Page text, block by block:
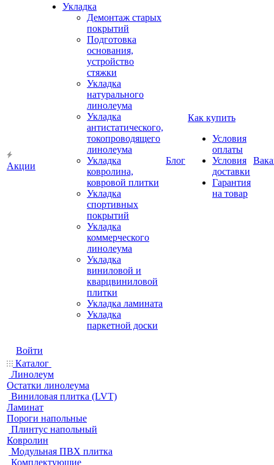
Акции
Укладка
Демонтаж старых
покрытий
Подготовка
основания,
устройство
стяжки
Укладка
натурального
линолеума
Укладка
антистатического,
токопроводящего
линолеума
Укладка
ковролина,
ковровой плитки
Укладка
спортивных
покрытий
Укладка
коммерческого
линолеума
Укладка
виниловой и
кварцвиниловой
плитки
Укладка ламината
Укладка
паркетной доски
Блог
Как купить
Условия
оплаты
Условия
доставки
Гарантия
на товар
Войти
Каталог
Линолеум
Остатки линолеума
Виниловая плитка (LVT)
Ламинат
Пороги напольные
Плинтус напольный
Ковролин
Модульная ПВХ плитка
Комплектующие